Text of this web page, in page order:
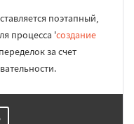
поэтапный,
процесса 'создание
за счет